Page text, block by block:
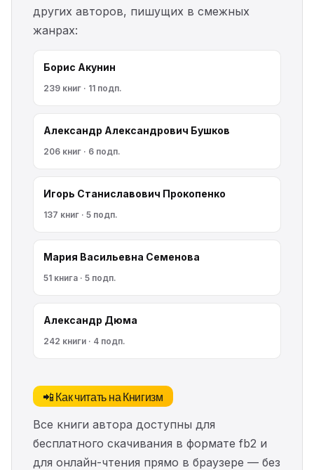
других авторов, пишущих в смежных
жанрах:
Борис Акунин
239 книг · 11 подп.
Александр Александрович Бушков
206 книг · 6 подп.
Игорь Станиславович Прокопенко
137 книг · 5 подп.
Мария Васильевна Семенова
51 книга · 5 подп.
Александр Дюма
242 книги · 4 подп.
📲 Как читать на Книгизм
Все книги автора доступны для
бесплатного скачивания в формате fb2 и
для онлайн-чтения прямо в браузере — без